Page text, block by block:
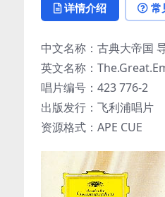
详情介绍 常
中文名称：古典大帝国
英文名称：
唱片编号：423 776-2
出版发行：飞利浦唱片
资源格式：APE CUE